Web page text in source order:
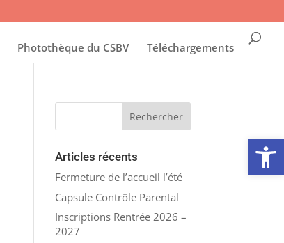
Ouvrir
Photothèque du CSBV Téléchargements
Articles récents
Fermeture de l’accueil l’été
Capsule Contrôle Parental
Inscriptions Rentrée 2026 –
2027